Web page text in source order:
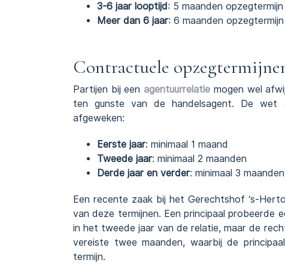
3-6 jaar looptijd : 5 maanden opzegtermijn
Meer dan 6 jaar: 6 maanden opzegtermijn
Contractuele
Partijen bij een agentuurrelatie mogen wel
ten gunste van de handelsagent. De wet
afgeweken:
Eerste jaar: minimaal 1 maand
Tweede jaar: minimaal 2 maanden
Derde jaar en verder: minimaal 3 maanden
Een recente zaak bij het Gerechtshof ‘s-
van deze termijnen. Een principaal probeerde
in het tweede jaar van de relatie, maar de
vereiste twee maanden, waarbij de
termijn.